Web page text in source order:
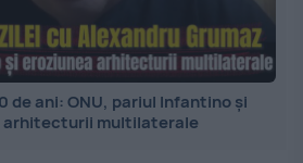
de ani: ONU, pariul Infantino și
arhitecturii multilaterale